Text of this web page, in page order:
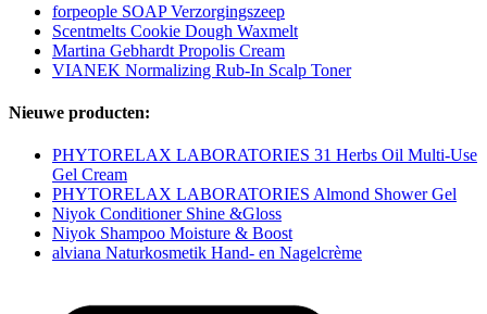
forpeople SOAP Verzorgingszeep
Scentmelts Cookie Dough Waxmelt
Martina Gebhardt Propolis Cream
VIANEK Normalizing Rub-In Scalp Toner
Nieuwe producten:
PHYTORELAX LABORATORIES 31 Herbs Oil Multi-Use
Gel Cream
PHYTORELAX LABORATORIES Almond Shower Gel
Niyok Conditioner Shine &Gloss
Niyok Shampoo Moisture & Boost
alviana Naturkosmetik Hand- en Nagelcrème